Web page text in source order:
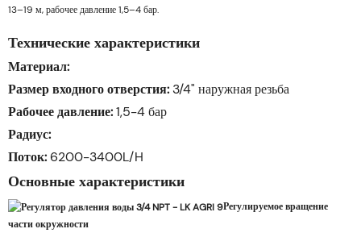
13–19 м, рабочее давление 1,5–4 бар.
Технические характеристики
Материал:
Размер входного отверстия: 3/4" наружная резьба
Рабочее давление:1,5-4 бар
Радиус:
Поток:6200-3400L/H
Основные характеристики
Регулируемое вращение
части окружности